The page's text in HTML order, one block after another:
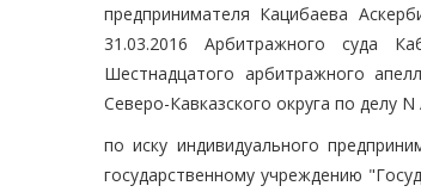
предпринимателя Кацибаева
31.03.2016 Арбитражного суда
Шестнадцатого арбитражного
Северо-Кавказского округа по делу
по иску индивидуального
государственному учреждению